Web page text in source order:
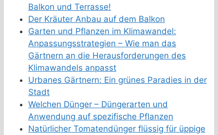
Balkon und Terrasse!
Der Kräuter Anbau auf dem Balkon
Garten und Pflanzen im Klimawandel:
Anpassungsstrategien – Wie man das
Gärtnern an die Herausforderungen des
Klimawandels anpasst
Urbanes Gärtnern: Ein grünes Paradies in der
Stadt
Welchen Dünger – Düngerarten und
Anwendung auf spezifische Pflanzen
Natürlicher Tomatendünger flüssig für üppige